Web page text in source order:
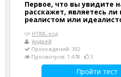
Первое, что вы увидите
расскажет, являетесь ли
реалистом или
HTML-код
Андрей
Прохождений: 392
Просмотров: 1 478
3
Пройти тест